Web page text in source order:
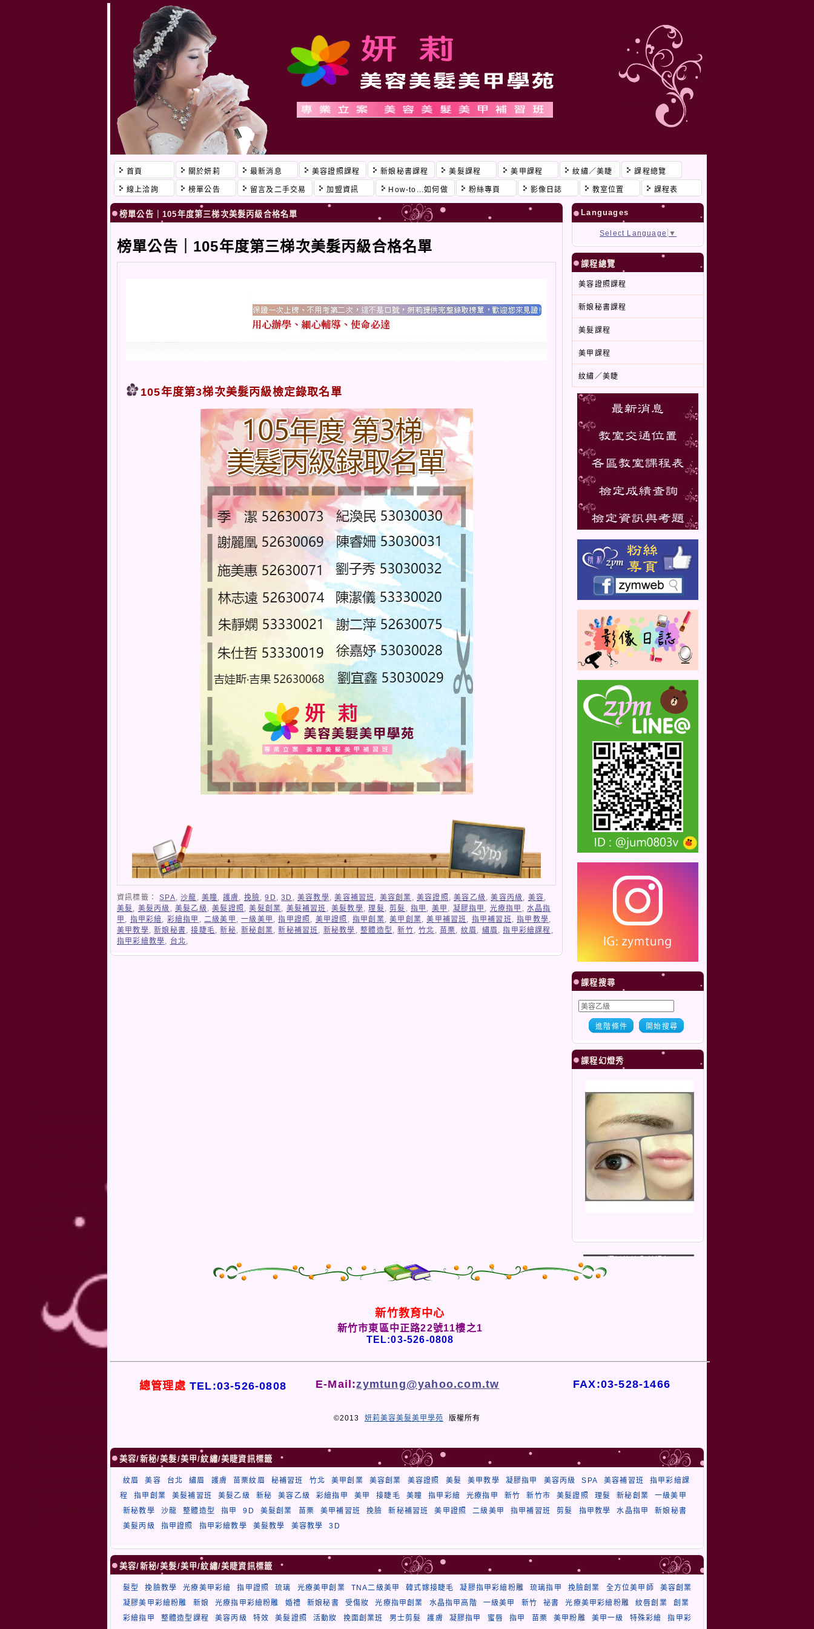
首頁 關於妍莉 最新消息 美容證照課程 新娘秘書課程 美髮課程 美甲課程 紋繡／美睫 課程總覽
線上洽詢 榜單公告 留言及二手交易 加盟資訊 How-to...如何做 粉絲專頁 影像日誌 教室位置 課程表
Languages
Select Language ▼
課程總覽
美容證照課程
新娘秘書課程
美髮課程
美甲課程
紋繡／美睫
課程搜尋
進階條件 開始搜尋
課程幻燈秀
榜單公告｜105年度第三梯次美髮丙級合格名單
榜單公告｜105年度第三梯次美髮丙級合格名單
105年度第3梯次美髮丙級檢定錄取名單
資訊標籤： SPA,沙龍 ,美瞳, 護膚 , 挽臉,9D ,3D ,美容教學,美容補習班 , 美容創業 , 美容證照 ,美容乙級 ,美容丙級 , 美容,
美髮, 美髮丙級 ,美髮乙級 ,美髮證照 ,美髮創業, 美髮補習班 ,美髮教學,理髮, 剪髮 , 指甲 , 美甲 , 凝膠指甲 , 光療指甲 , 水晶指
甲 , 指甲彩繪, 彩繪指甲 ,二級美甲 ,一級美甲 ,指甲證照 , 美甲證照 , 指甲創業,美甲創業,美甲補習班 , 指甲補習班 ,指甲教學,
美甲教學,新娘秘書,接睫毛,新秘,新秘創業,新秘補習班 , 新秘教學 ,整體造型 ,新竹,竹北 , 苗栗, 紋眉 , 繡眉 ,指甲彩繪課程 ,
指甲彩繪教學, 台北,
新竹教育中心
新竹市東區中正路22號11樓之1
TEL:03-526-0808
總管理處 TEL:03-526-0808 E-Mail:zymtung@yahoo.com.tw FAX:03-528-1466
©2013 妍莉美容美髮美甲學苑 版權所有
美容/新秘/美髮/美甲/紋繡/美睫資訊標籤
紋眉 美容 台北 繡眉 護膚 苗栗紋眉 秘補習班 竹北 美甲創業 美容創業 美容證照 美髮 美甲教學 凝膠指甲 美容丙級 SPA 美容補習班
指甲彩繪課
程
指甲創業 美髮補習班 美髮乙級 新秘 美容乙級 彩繪指甲 美甲 接睫毛 美瞳 指甲彩繪 光療指甲 新竹 新竹市 美髮證照 理髮 新秘創業
一級美甲
新秘教學
沙龍 整體造型 指甲 9D 美髮創業 苗栗 美甲補習班 挽臉 新秘補習班 美甲證照 二級美甲 指甲補習班 剪髮 指甲教學 水晶指甲
新娘秘書
美髮丙級
指甲證照 指甲彩繪教學 美髮教學 美容教學 3D
美容/新秘/美髮/美甲/紋繡/美睫資訊標籤
髮型 挽臉教學 光療美甲彩繪 指甲證照 琉璃 光療美甲創業 TNA二級美甲 韓式嫁接睫毛 凝膠指甲彩繪粉雕 琉璃指甲 挽臉創業 全方位美甲師
美容創業
凝膠美甲彩繪粉雕
新娘 光療指甲彩繪粉雕 婚禮 新娘秘書 受傷妝 光療指甲創業 水晶指甲高階 一級美甲 新竹 祕書 光療美甲彩繪粉雕 紋唇創業
創業
彩繪指甲
整體造型課程 美容丙級 特效 美髮證照 活動妝 挽面創業班 男士剪髮 護膚 凝膠指甲 蜜唇 指甲 苗栗 美甲粉雕 美甲一級 特殊彩繪
指甲彩